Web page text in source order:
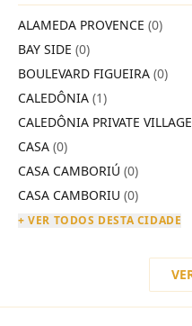
ALAMEDA PROVENCE (0)
BAY SIDE (0)
BOULEVARD FIGUEIRA (0)
CALEDÔNIA (1)
CALEDÔNIA PRIVATE VILLAGE
CASA (0)
CASA CAMBORIÚ (0)
CASA CAMBORIU (0)
+ VER TODOS DESTA CIDADE